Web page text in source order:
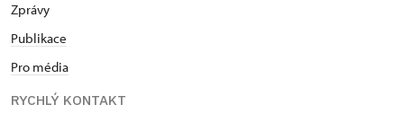
Zprávy
Publikace
Pro média
RYCHLÝ KONTAKT